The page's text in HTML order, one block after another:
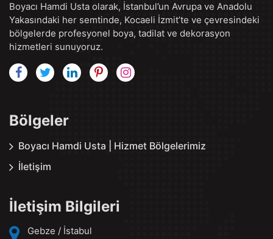
Boyacı Hamdi Usta olarak, İstanbul’un Avrupa ve Anadolu
Yakasındaki her semtinde, Kocaeli İzmit’te ve çevresindeki
bölgelerde profesyonel boya, tadilat ve dekorasyon
hizmetleri sunuyoruz.
Bölgeler
Boyacı Hamdi Usta | Hizmet Bölgelerimiz
İletişim
İletişim Bilgileri
Gebze / İstabul